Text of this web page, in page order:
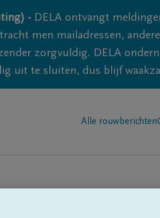
- DELA ontvangt
men mailadressen,
zorgvuldig. DELA
uit te sluiten, dus blijf
Alle rouwberichten